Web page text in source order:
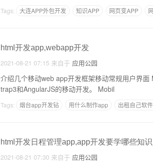
Tags: 大连APP外包开发 知识APP 网页变APP
html开发app,webapp开发
2021-08-21 07:15 来自于 应用公园
介绍几个移动web app开发框架移动常规用户界面 MobileAngularUI是一个响应性的HTML5框架，用于使用boots
trap3和AngularJS的移动开发。 Mobil
Tags: 烟台app开发钻 用什么制作app 出租自己软
html开发日程管理app,app开发要学哪些知识
2021-08-21 07:30 来自于 应用公园